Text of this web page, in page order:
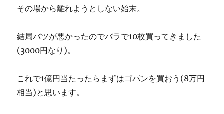
その場から離れようとしない始末。
結局バツが悪かったのでバラで10枚買ってきました
(3000円なり)。
これで1億円当たったらまずはゴパンを買おう(8万円
相当)と思います。